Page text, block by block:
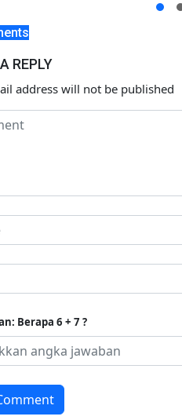
REPLY
address will not be published
Berapa 6 + 7 ?